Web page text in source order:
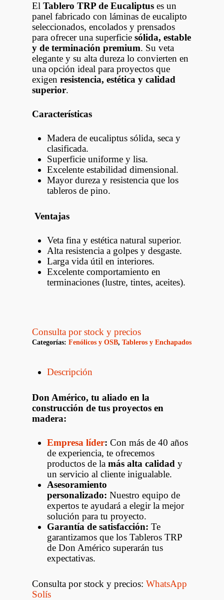
El Tablero TRP de Eucaliptus es un
panel fabricado con láminas de eucalipto
seleccionados, encolados y prensados
para ofrecer una superficie sólida, estable
y de terminación premium. Su veta
elegante y su alta dureza lo convierten en
una opción ideal para proyectos que
exigen resistencia, estética y calidad
superior.
Características
Madera de eucaliptus sólida, seca y
clasificada.
Superficie uniforme y lisa.
Excelente estabilidad dimensional.
Mayor dureza y resistencia que los
tableros de pino.
Ventajas
Veta fina y estética natural superior.
Alta resistencia a golpes y desgaste.
Larga vida útil en interiores.
Excelente comportamiento en
terminaciones (lustre, tintes, aceites).
Consulta por stock y precios
Categorías: Fenólicos y OSB, Tableros y Enchapados
Descripción
Don Américo, tu aliado en la
construcción de tus proyectos en
madera:
Empresa líder: Con más de 40 años
de experiencia, te ofrecemos
productos de la más alta calidad y
un servicio al cliente inigualable.
Asesoramiento
personalizado: Nuestro equipo de
expertos te ayudará a elegir la mejor
solución para tu proyecto.
Garantía de satisfacción: Te
garantizamos que los Tableros TRP
de Don Américo superarán tus
expectativas.
Consulta por stock y precios: WhatsApp
Solís